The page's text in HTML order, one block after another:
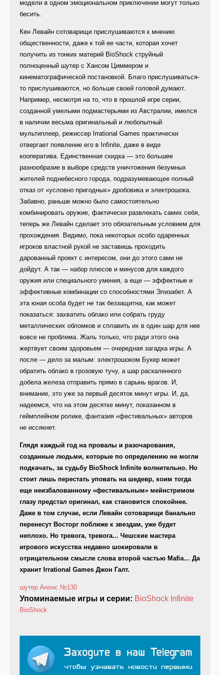
модели в одном эмоциональном приключении могут только
бесить.
Кен Левайн сотоварищи прислушиваются к мнению
общественности, даже к той ее части, которая хочет
получить из тонких материй BioShock струйный
полноценный шутер с Хансом Циммером и
кинематографической постановкой. Благо прислушиваться-
то прислушиваются, но больше своей головой думают.
Например, несмотря на то, что в прошлой игре серии,
созданной умелыми подмастерьями из Австралии, имелся
в наличии весьма оригинальный и любопытный
мультиплеер, режиссер Irrational Games практически
отвергает появление его в Infinite, даже в виде
кооператива. Единственная скидка — это большее
разнообразие в выборе средств уничтожения безумных
жителей поднебесного города, подразумевающее полный
отказ от «условно пригодных» дробовика и электрошока.
Забавно, раньше можно было самостоятельно
комбинировать оружие, фактически развлекать самих себя,
теперь же Левайн сделает это обязательным условием для
прохождения. Видимо, пока некоторых особо одаренных
игроков властной рукой не заставишь проходить
дарованный проект с интересом, они до этого сами не
дойдут. А так — набор плюсов и минусов для каждого
оружия или специального умения, а еще — эффектные и
эффективные комбинации со способностями Элизабет. А
эта юная особа будет не так беззащитна, как может
показаться: захватить облако или собрать груду
металлических обломков и сплавить их в один шар для нее
вовсе не проблема. Жаль только, что ради этого она
жертвует своим здоровьем — очередная загадка игры. А
после — дело за малым: электрошоком Букер может
обратить облако в грозовую тучу, а шар раскаленного
добела железа отправить прямо в сарынь врагов. И,
внимание, это уже за первый десяток минут игры. И, да,
надеемся, что на этом десятке минут, показанном в
геймплейном ролике, фантазия «фестивальных» авторов
не иссякнет.
Глядя каждый год на провалы и разочарования,
созданные людьми, которые по определению не могли
подкачать, за судьбу BioShock Infinite волнительно. Но
стоит лишь перестать уповать на шедевр, коим тогда
еще неизбалованному «фестивальным» мейнстримом
глазу предстал оригинал, как становится спокойнее.
Даже в том случае, если Левайн сотоварищи банально
перенесут Восторг поближе к звездам, уже будет
неплохо. Но тревога, тревога... Чешские мастера
игрового искусства недавно шокировали в
отрицательном смысле слова второй частью Mafia… Да
хранит Irrational Games Джон Галт.
шутер Анонс №130
Упоминаемые игры и серии: BioShock Infinite
BioShock